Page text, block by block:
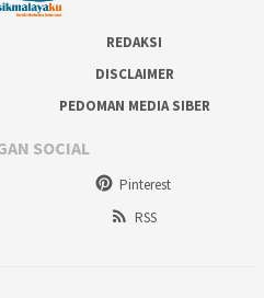
REDAKSI
DISCLAIMER
PEDOMAN MEDIA SIBER
SOCIAL
Pinterest
RSS